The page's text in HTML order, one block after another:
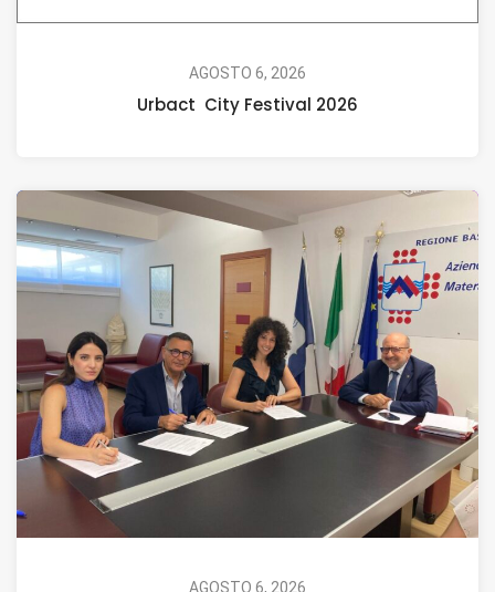
AGOSTO 6, 2026
Urbact City Festival 2026
AGOSTO 6, 2026